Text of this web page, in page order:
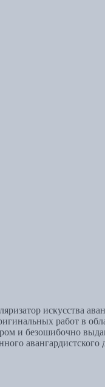
искусства
работ в
и безошибочно